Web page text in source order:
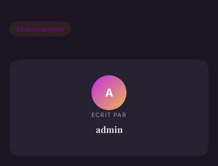
Environnement
A
ECRIT PAR
admin